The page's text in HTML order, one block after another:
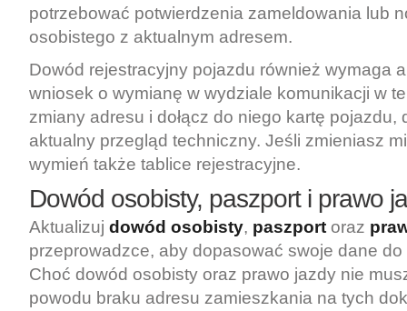
potrzebować potwierdzenia zameldowania lub
osobistego z aktualnym adresem.
Dowód rejestracyjny pojazdu również wymaga
wniosek o wymianę w wydziale komunikacji w
zmiany adresu i dołącz do niego kartę pojazdu,
aktualny przegląd techniczny. Jeśli zmieniasz
wymień także tablice rejestracyjne.
Dowód osobisty, paszport i prawo
Aktualizuj dowód osobisty, paszport oraz
przeprowadzce, aby dopasować swoje dane
Choć dowód osobisty oraz prawo jazdy nie
powodu braku adresu zamieszkania na tych